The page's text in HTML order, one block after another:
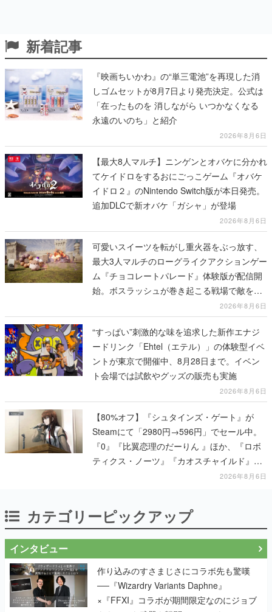
新着記事
『映画ちいかわ』の“単三電池”を再現した消
しゴムセットが8月7日より発売決定。公式は
「在ったものを 消しながら いつかなくなる
永遠のいのち」と紹介
2026年8月6日
【最大8人マルチ】ニンゲンとオバケに分かれ
てケイドロをするおにごっこゲーム『オバケ
イドロ２』のNintendo Switch版が本日発売。
追加DLCで新オバケ「ガシャ」が登場
2026年8月6日
可愛いスイーツを転がし重火器をぶっ放す、
最大3人マルチのローグライクアクションゲー
ム『チョコレートパレード』体験版が配信開
始。ボスラッシュが巻き起こる戦場で敵を倒
し、コインを集めてスコアを競い合え2026年8月6日
“すっぱい”刺激的な味を追求した新作エナジ
ードリンク「Ehtel（エテル）」の体験型イベ
ントが東京で開催中、8月28日まで。イベン
ト会場では試飲やグッズの販売も実施
2026年8月6日
【80%オフ】『シュタインズ・ゲート』が
Steamにて「2980円→596円」でセール中。
『0』『比翼恋理のだーりん 』ほか、『ロボ
ティクス・ノーツ』『カオスチャイルド』な
ど科学アドベンチャーシリーズもセール対象
2026年8月6日
カテゴリーピックアップ
インタビュー
作り込みのすさまじさにコラボ先も驚嘆
──『Wizardry Variants Daphne』
×『FFXI』コラボが期間限定なのにジョブ